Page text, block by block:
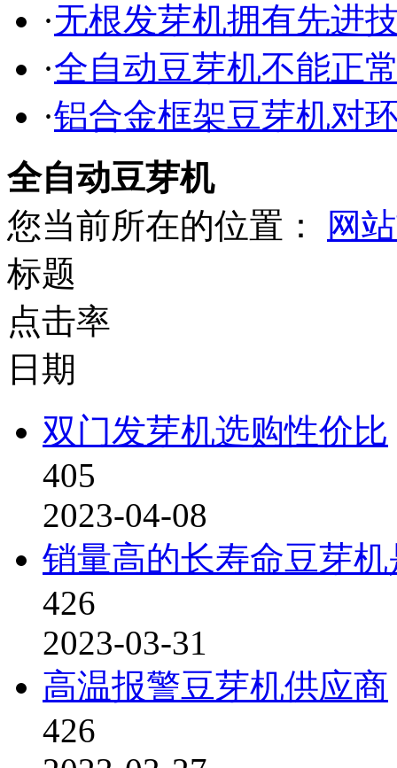
·无根发芽机拥有先进
·全自动豆芽机不能正
·铝合金框架豆芽机对
全自动豆芽机
您当前所在的位置：
网
标题
点击率
日期
双门发芽机选购性价比
405
2023-04-08
销量高的长寿命豆芽
426
2023-03-31
高温报警豆芽机供应商
426